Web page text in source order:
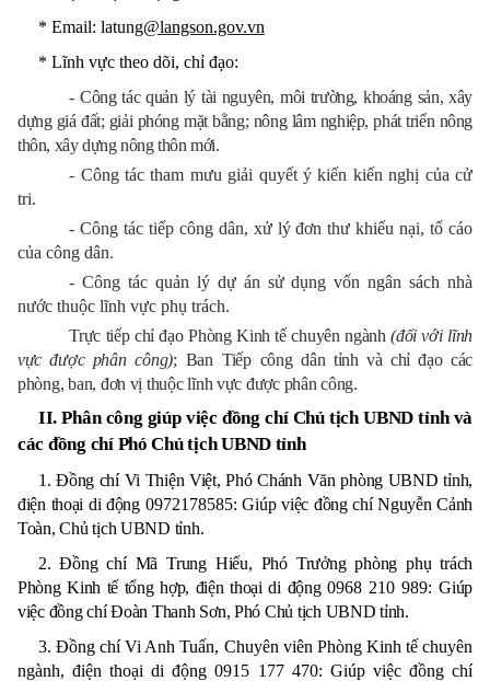
* Email: latung@langson.gov.vn
* Lĩnh vực theo dõi, chỉ đạo:
- Công tác quản lý tài nguyên, môi trường, khoáng sản, xây
dựng giá đất; giải phóng mặt bằng; nông lâm nghiệp, phát triển nông
thôn, xây dựng nông thôn mới.
- Công tác tham mưu giải quyết ý kiến kiến nghị của cử
tri.
- Công tác tiếp công dân, xử lý đơn thư khiếu nại, tố cáo
của công dân.
- Công tác quản lý dự án sử dụng vốn ngân sách nhà
nước thuộc lĩnh vực phụ trách.
Trực tiếp chỉ đạo Phòng Kinh tế chuyên ngành(đối với lĩnh
vực được phân công); Ban Tiếp công dân tỉnh và chỉ đạo các
phòng, ban, đơn vị thuộc lĩnh vực được phân công.
II. Phân công giúp việc đồng chí Chủ tịch UBND tỉnh và
các đồng chí Phó Chủ tịch UBND tỉnh
1. Đồng chí Vi Thiện Việt, Phó Chánh Văn phòng UBND tỉnh,
điện thoại di động 0972178585: Giúp việc đồng chí Nguyễn Cảnh
Toàn, Chủ tịch UBND tỉnh.
2. Đồng chí Mã Trung Hiếu, Phó Trưởng phòng phụ trách
Phòng Kinh tế tổng hợp, điện thoại di động 0968 210 989: Giúp
việc đồng chí Đoàn Thanh Sơn, Phó Chủ tịch UBND tỉnh.
3. Đồng chí Vi Anh Tuấn, Chuyên viên Phòng Kinh tế chuyên
ngành,điện thoại di động 0915 177 470: Giúp việc đồng chí